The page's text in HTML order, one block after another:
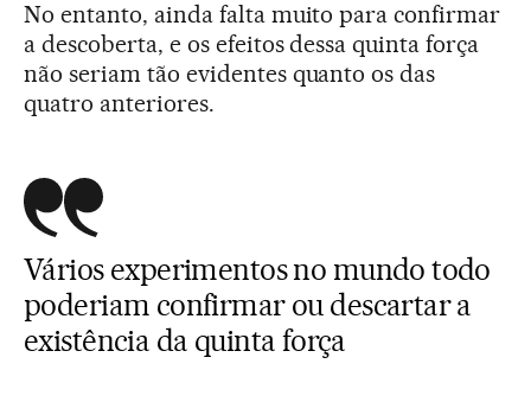
No entanto, ainda falta muito para confirmar
a descoberta, e os efeitos dessa quinta força
não seriam tão evidentes quanto os das
quatro anteriores.
Vários experimentos no mundo todo
poderiam confirmar ou descartar a
existência da quinta força